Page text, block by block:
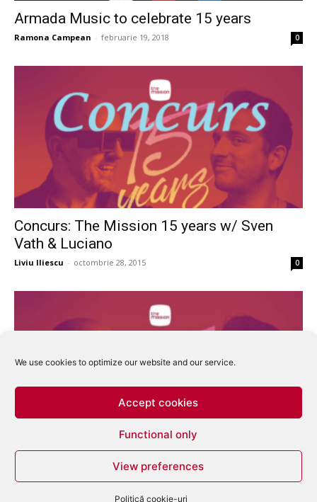
We use cookies to optimize our website and our service.
Accept cookies
Functional only
View preferences
Politică cookie-uri
Armada Music to celebrate 15 years
Ramona Campean - februarie 19, 2018 0
Concurs: The Mission 15 years w/ Sven
Vath & Luciano
Liviu Iliescu - octombrie 28, 2015 0
THE MISSION presents: 15 Years
octombrie 4, 2015